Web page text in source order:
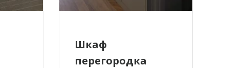
Шкаф
перегородка